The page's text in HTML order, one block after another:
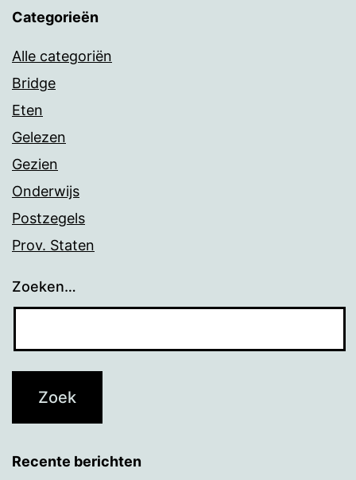
Categorieën
Alle categoriën
Bridge
Eten
Gelezen
Gezien
Onderwijs
Postzegels
Prov. Staten
Zoeken…
Recente berichten